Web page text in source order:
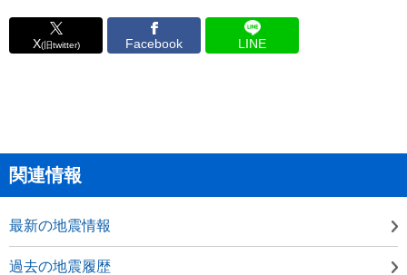
X(旧twitter) Facebook LINE
関連情報
最新の地震情報
過去の地震履歴